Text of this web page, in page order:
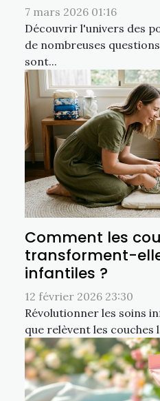
7 mars 2026 01:16
Découvrir l'univers des
de nombreuses
sont...
Comment les
transforment-
infantiles ?
12 février 2026 23:30
Révolutionner les soins
que relèvent les couches